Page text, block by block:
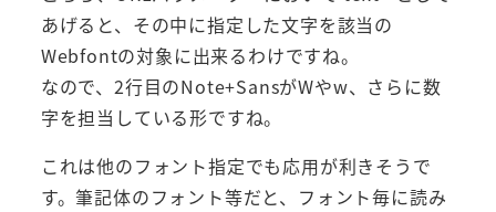
あげると、その中に指定した文字を該当の
Webfontの対象に出来るわけですね。
なので、2行目のNote+SansがWやw、さらに数
字を担当している形ですね。
これは他のフォント指定でも応用が利きそうで
す。筆記体のフォント等だと、フォント毎に読み